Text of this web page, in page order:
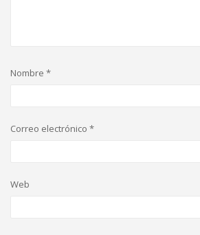
Nombre *
Correo electrónico *
Web